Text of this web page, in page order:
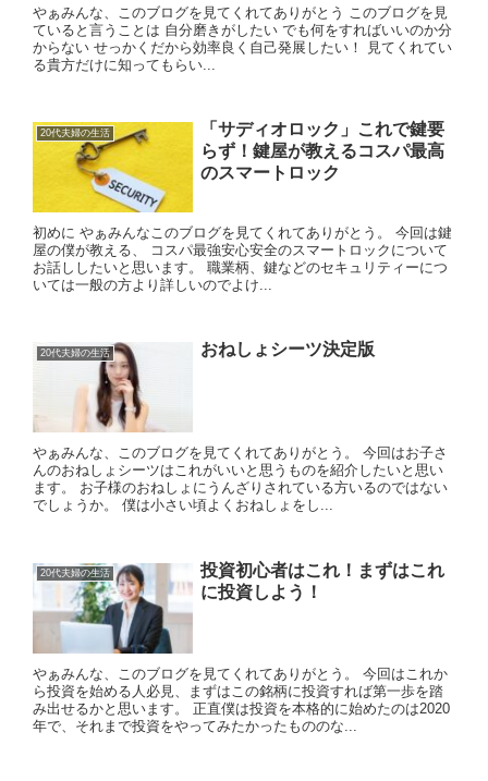
やぁみんな、このブログを見てくれてありがとう このブログを見
ていると言うことは 自分磨きがしたい でも何をすればいいのか分
からない せっかくだから効率良く自己発展したい！ 見てくれてい
る貴方だけに知ってもらい...
20代夫婦の生活
「サディオロック」これで鍵要
らず！鍵屋が教えるコスパ最高
のスマートロック
初めに やぁみんなこのブログを見てくれてありがとう。 今回は鍵
屋の僕が教える、 コスパ最強安心安全のスマートロックについて
お話ししたいと思います。 職業柄、鍵などのセキュリティーにつ
いては一般の方より詳しいのでよけ...
20代夫婦の生活 おねしょシーツ決定版
やぁみんな、このブログを見てくれてありがとう。 今回はお子さ
んのおねしょシーツはこれがいいと思うものを紹介したいと思い
ます。 お子様のおねしょにうんざりされている方いるのではない
でしょうか。 僕は小さい頃よくおねしょをし...
20代夫婦の生活
投資初心者はこれ！まずはこれ
に投資しよう！
やぁみんな、このブログを見てくれてありがとう。 今回はこれか
ら投資を始める人必見、まずはこの銘柄に投資すれば第一歩を踏
み出せるかと思います。 正直僕は投資を本格的に始めたのは2020
年で、それまで投資をやってみたかったもののな...